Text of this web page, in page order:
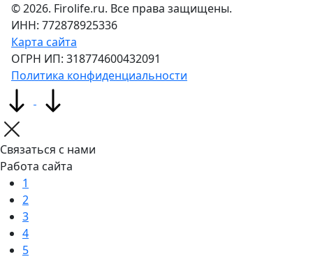
©2026. Firolife.ru. Все права защищены.
ИНН: 772878925336
Карта сайта
ОГРН ИП: 318774600432091
Политика конфиденциальности
Связаться с нами
Работа сайта
1
2
3
4
5